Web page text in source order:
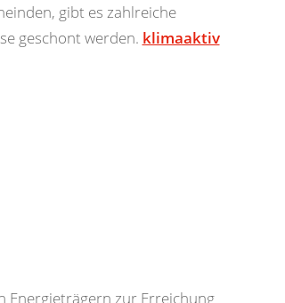
gibt es zahlreiche
geschont werden. klimaaktiv
Energieträgern zur Erreichung